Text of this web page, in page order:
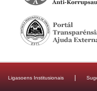
Ligasoens Institusionais